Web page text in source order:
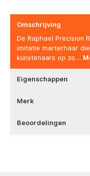
Omschrijving
De Raphael Precision
imitatie marterhaar
kunstenaars op zo…
Eigenschappen
Merk
Beoordelingen